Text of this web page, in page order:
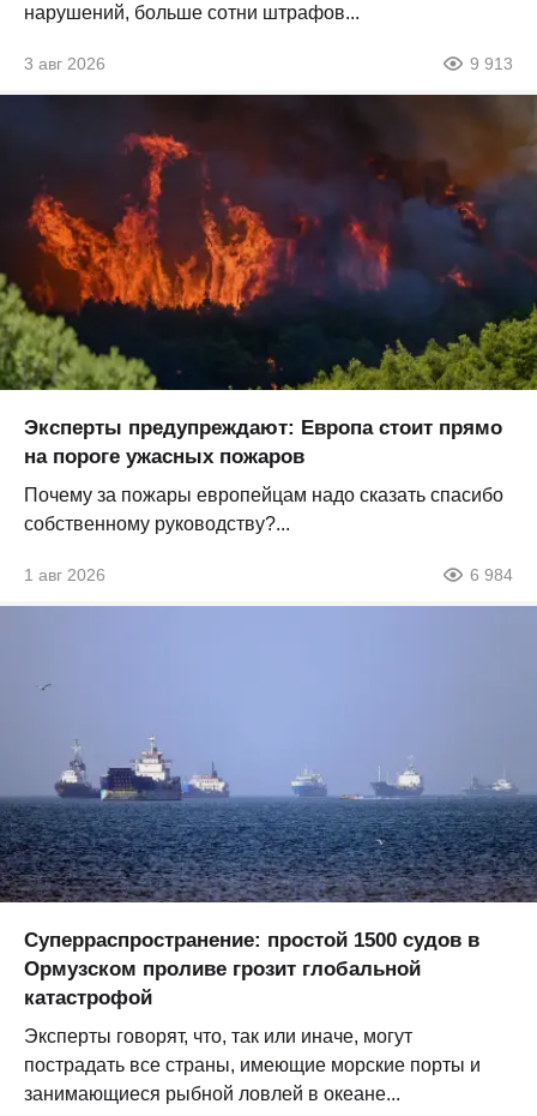
нарушений, больше сотни штрафов...
3 авг 2026 9 913
Эксперты предупреждают: Европа стоит прямо
на пороге ужасных пожаров
Почему за пожары европейцам надо сказать спасибо
собственному руководству?...
1 авг 2026 6 984
Суперраспространение: простой 1500 судов в
Ормузском проливе грозит глобальной
катастрофой
Эксперты говорят, что, так или иначе, могут
пострадать все страны, имеющие морские порты и
занимающиеся рыбной ловлей в океане...